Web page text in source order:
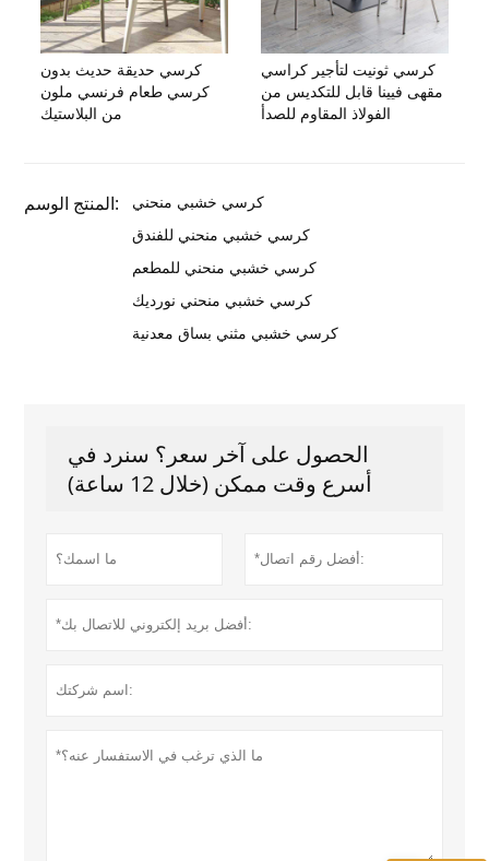
كرسي حديقة حديث بدون
كرسي طعام فرنسي ملون
من البلاستيك
كرسي ثونيت لتأجير كراسي
مقهى فيينا قابل للتكديس من
الفولاذ المقاوم للصدأ
المنتج الوسم:
كرسي خشبي منحني
كرسي خشبي منحني للفندق
كرسي خشبي منحني للمطعم
كرسي خشبي منحني نورديك
كرسي خشبي مثني بساق معدنية
الحصول على آخر سعر؟ سنرد في
أسرع وقت ممكن (خلال 12 ساعة)